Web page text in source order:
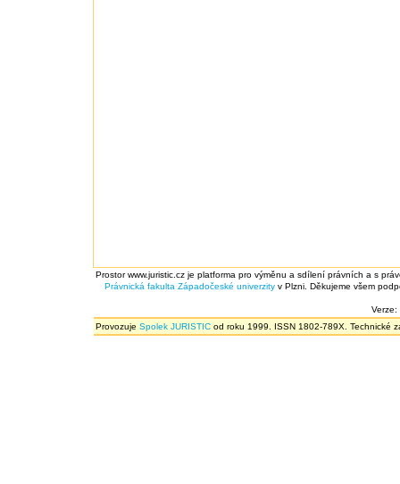
Prostor www.juristic.cz je platforma pro výměnu a sdílení právních a s
Právnická fakulta Západočeské univerzity v Plzni. Děkujeme všem
Verze:
Provozuje Spolek JURISTIC od roku 1999. ISSN 1802-789X. Technické